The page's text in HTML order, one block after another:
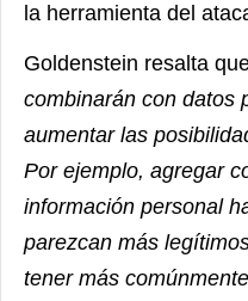
la herramienta del
Goldenstein resalta
combinarán con datos
aumentar las
Por ejemplo, agregar
información personal
parezcan más
tener más